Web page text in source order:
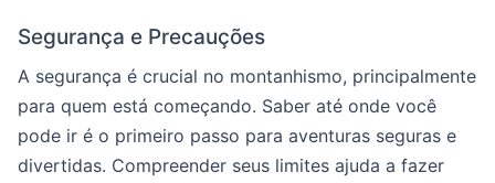
Segurança e Precauções
A segurança é crucial no montanhismo, principalmente
para quem está começando. Saber até onde você
pode ir é o primeiro passo para aventuras seguras e
divertidas. Compreender seus limites ajuda a fazer